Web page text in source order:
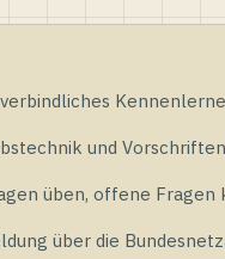
und
üben, offene Fragen
über die